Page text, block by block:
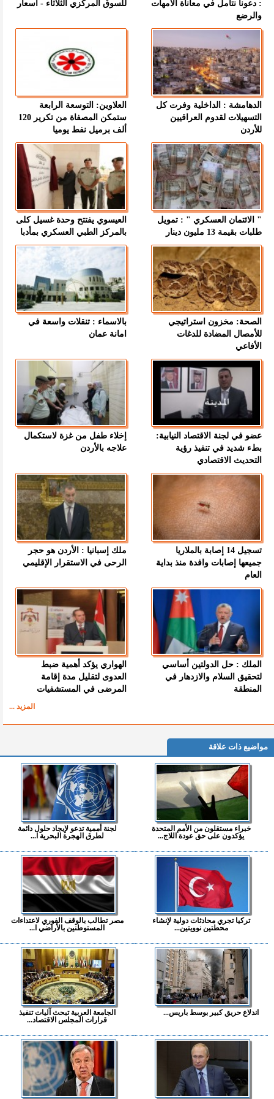
: دعونا نتأمل في معاناة الأمهات
والرضع
للسوق المركزي الثلاثاء - اسعار
الدهامشة : الداخلية وفرت كل
التسهيلات لقدوم العراقيين
للأردن
العلاوين: التوسعة الرابعة
ستمكن المصفاة من تكرير 120
ألف برميل نفط يوميا
" الائتمان العسكري " : تمويل
طلبات بقيمة 13 مليون دينار
العيسوي يفتتح وحدة غسيل كلى
بالمركز الطبي العسكري بمأدبا
الصحة: مخزون استراتيجي
للأمصال المضادة للدغات
الأفاعي
بالاسماء : تنقلات واسعة في
امانة عمان
عضو في لجنة الاقتصاد النيابية:
بطء شديد في تنفيذ رؤية
التحديث الاقتصادي
إخلاء طفل من غزة لاستكمال
علاجه بالأردن
تسجيل 14 إصابة بالملاريا
جميعها إصابات وافدة منذ بداية
العام
ملك إسبانيا : الأردن هو حجر
الرحى في الاستقرار الإقليمي
الملك : حل الدولتين أساسي
لتحقيق السلام والازدهار في
المنطقة
الهواري يؤكد أهمية ضبط
العدوى لتقليل مدة إقامة
المرضى في المستشفيات
المزيد ...
مواضيع ذات علاقة
خبراء مستقلون من الأمم المتحدة
يؤكدون على حق عودة اللاج...
لجنة أممية تدعو لإيجاد حلول دائمة
لطرق الهجرة البحرية ا...
تركيا تجري محادثات دولية لإنشاء
محطتين نوويتين...
مصر تطالب بالوقف الفوري لاعتداءات
المستوطنين بالأراضي ا...
اندلاع حريق كبير بوسط باريس...
الجامعة العربية تبحث آليات تنفيذ
قرارات المجلس الاقتصاد...